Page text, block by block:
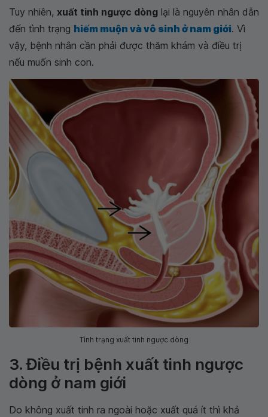
Tuy nhiên, xuất tinh ngược dòng lại là nguyên nhân dẫn
đến tình trạng hiếm muộn và vô sinh ở nam giới. Vì
vậy, bệnh nhân cần phải được thăm khám và điều trị
nếu muốn sinh con.
Tình trạng xuất tinh ngược dòng
3. Điều trị bệnh xuất tinh ngược
dòng ở nam giới
Do không xuất tinh ra ngoài hoặc xuất quá ít thì khả